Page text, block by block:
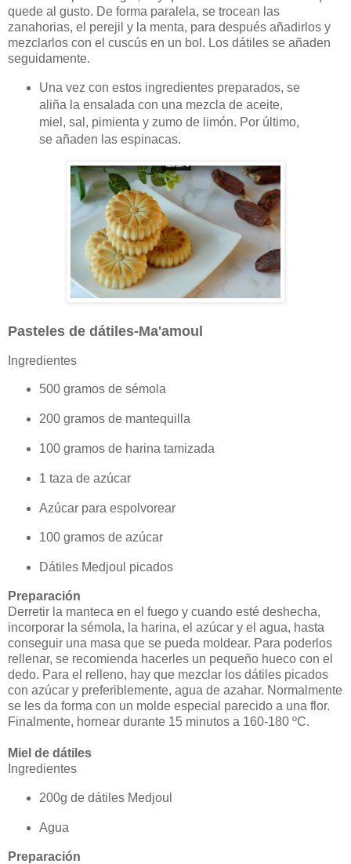
quede al gusto. De forma paralela, se trocean las
zanahorias, el perejil y la menta, para después añadirlos y
mezclarlos con el cuscús en un bol. Los dátiles se añaden
seguidamente.
Una vez con estos ingredientes preparados, se
aliña la ensalada con una mezcla de aceite,
miel, sal, pimienta y zumo de limón. Por último,
se añaden las espinacas.
Pasteles de dátiles-Ma'amoul
Ingredientes
500 gramos de sémola
200 gramos de mantequilla
100 gramos de harina tamizada
1 taza de azúcar
Azúcar para espolvorear
100 gramos de azúcar
Dátiles Medjoul picados
Preparación
Derretir la manteca en el fuego y cuando esté deshecha,
incorporar la sémola, la harina, el azúcar y el agua, hasta
conseguir una masa que se pueda moldear. Para poderlos
rellenar, se recomienda hacerles un pequeño hueco con el
dedo. Para el relleno, hay que mezclar los dátiles picados
con azúcar y preferiblemente, agua de azahar. Normalmente
se les da forma con un molde especial parecido a una flor.
Finalmente, hornear durante 15 minutos a 160-180 ºC.
Miel de dátiles
Ingredientes
200g de dátiles Medjoul
Agua
Preparación